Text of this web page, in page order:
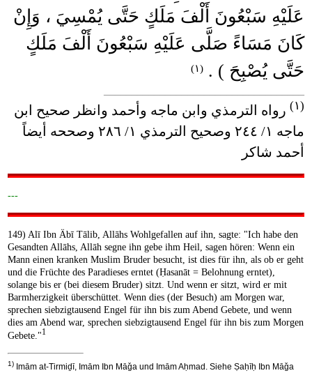
عَلَيْهِ سَبْعُونَ أَلْفَ مَلَكٍ حَتَّى يُمْسِيَ ، وَإِنْ
كَانَ مَسَاءً صَلَّى عَلَيْهِ سَبْعُونَ أَلْفَ مَلَكٍ
حَتَّى يُصْبِحَ ) . (١)
(١)
رواه الترمذي وابن ماجه وأحمد وانظر صحيح ابن
ماجه ١/ ٢٤٤ وصحيح الترمذي ١/ ٢٨٦ وصححه أيضاً
أحمد شاكر
---
149) Alī Ibn Äbī Tālib, Allāhs Wohlgefallen auf ihn, sagte: "Ich habe den
Gesandten Allāhs, Allāh segne ihn gebe ihm Heil, sagen hören: Wenn ein
Mann einen kranken Muslim Bruder besucht, ist dies für ihn, als ob er geht
und die Früchte des Paradieses erntet (Ḥasanāt = Belohnung erntet),
solange bis er (bei diesem Bruder) sitzt. Und wenn er sitzt, wird er mit
Barmherzigkeit überschüttet. Wenn dies (der Besuch) am Morgen war,
sprechen siebzigtausend Engel für ihn bis zum Abend Gebete, und wenn
dies am Abend war, sprechen siebzigtausend Engel für ihn bis zum Morgen
Gebete."1
1) Imām at-Tirmiḏī, Imām Ibn Māǧa und Imām Aḥmad. Siehe Ṣaḥīḥ Ibn Māǧa